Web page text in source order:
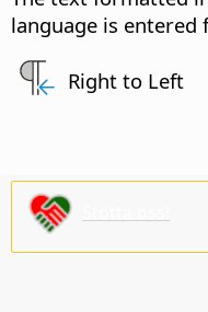
language is
Right to Left